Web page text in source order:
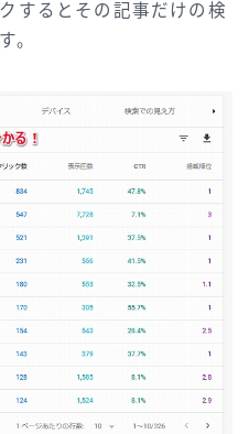
するとその記事だけの検
。